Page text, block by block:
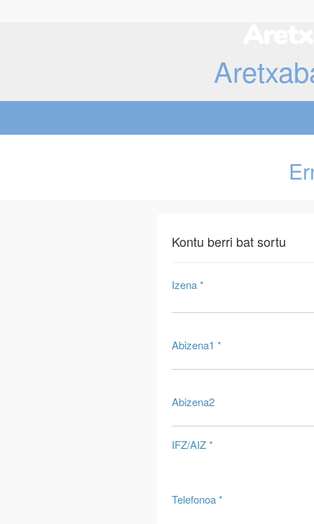
Kontu berri bat sortu
Izena *
Abizena1 *
Abizena2
IFZ/AIZ *
Telefonoa *